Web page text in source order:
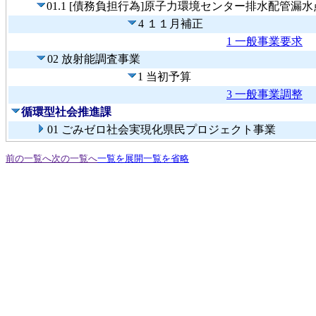
01.1 [債務負担行為]原子力環境センター排水配管漏
4 １１月補正
1 一般事業要求
02 放射能調査事業
1 当初予算
3 一般事業調整
循環型社会推進課
01 ごみゼロ社会実現化県民プロジェクト事業
前の一覧へ次の一覧へ一覧を展開一覧を省略